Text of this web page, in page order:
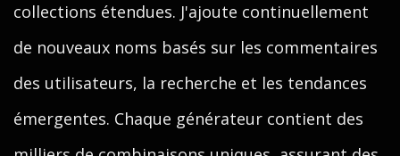
collections étendues. J'ajoute continuellement
de nouveaux noms basés sur les commentaires
des utilisateurs, la recherche et les tendances
émergentes. Chaque générateur contient des